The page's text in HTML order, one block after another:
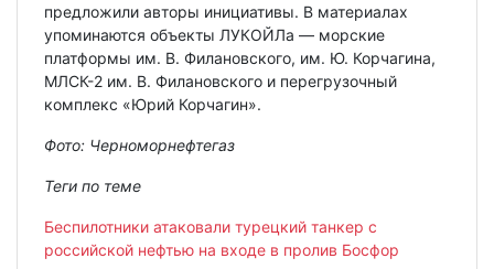
предложили авторы инициативы. В материалах
упоминаются объекты ЛУКОЙЛа — морские
платформы им. В. Филановского, им. Ю. Корчагина,
МЛСК-2 им. В. Филановского и перегрузочный
комплекс «Юрий Корчагин».
Фото: Черноморнефтегаз
Теги по теме
Беспилотники атаковали турецкий танкер с
российской нефтью на входе в пролив Босфор